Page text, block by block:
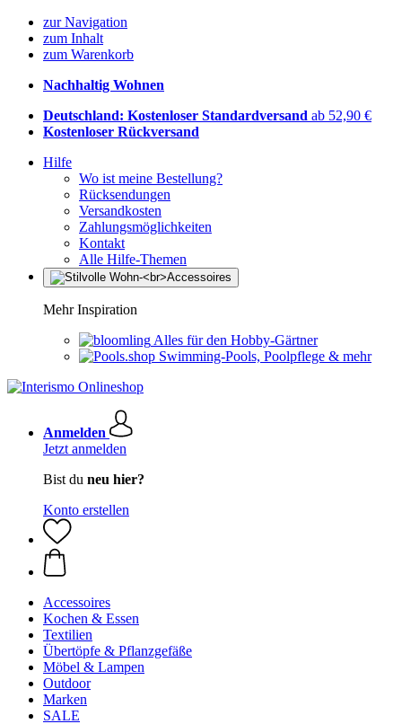
zur Navigation
zum Inhalt
zum Warenkorb
Nachhaltig Wohnen
Deutschland: Kostenloser Standardversand ab 52,90 €
Kostenloser Rückversand
Hilfe
Wo ist meine Bestellung?
Rücksendungen
Versandkosten
Zahlungsmöglichkeiten
Kontakt
Alle Hilfe-Themen
Mehr Inspiration
Alles für den Hobby-Gärtner
Swimming-Pools, Poolpflege & mehr
Anmelden
Jetzt anmelden
Bist du neu hier?
Konto erstellen
Accessoires
Kochen & Essen
Textilien
Übertöpfe & Pflanzgefäße
Möbel & Lampen
Outdoor
Marken
SALE